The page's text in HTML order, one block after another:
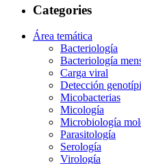
Categories
Área temática
Bacteriología
Bacteriología
Carga viral
Detección
Micobacterias
Micología
Microbiología
Parasitología
Serología
Virología